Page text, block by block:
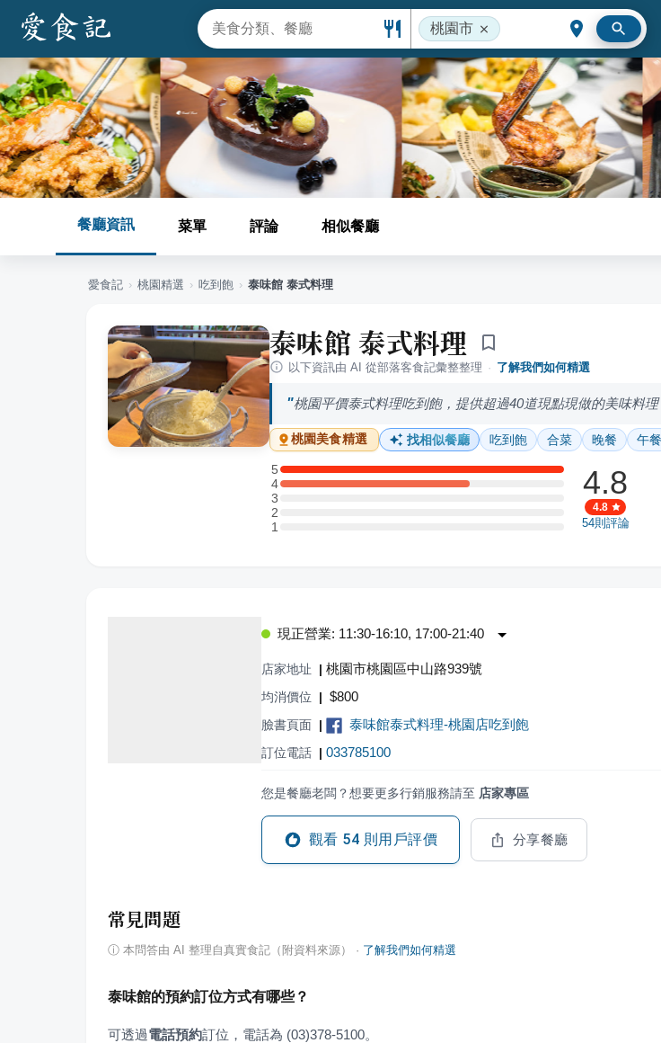
桃園市
餐廳資訊 菜單 評論 相似餐廳
愛食記 › 桃園精選 › 吃到飽 › 泰味館 泰式料理
泰味館 泰式料理
以下資訊由 AI 從部落客食記彙整整理 · 了解我們如何精選
桃園平價泰式料理吃到飽，提供超過40道現點現做的美味料
桃園美食精選 找相似餐廳 吃到飽 合菜 晚餐 午餐
5
5 星：6 則評論
4
4 星：4 則評論
3
3 星：0 則評論
2
2 星：0 則評論
11 星：0 則評論
4.8
4.8
54則評論
現正營業: 11:30-16:10, 17:00-21:40
店家地址 | 桃園市桃園區中山路939號
均消價位 | $800
臉書頁面 | 泰味館泰式料理-桃園店吃到飽
訂位電話 | 033785100
您是餐廳老闆？想要更多行銷服務請至 店家專區
觀看 54 則用戶評價 分享餐廳
常見問題
ⓘ 本問答由 AI 整理自真實食記（附資料來源） · 了解我們如何精選
泰味館的預約訂位方式有哪些？
可透過電話預約訂位，電話為 (03)378-5100。